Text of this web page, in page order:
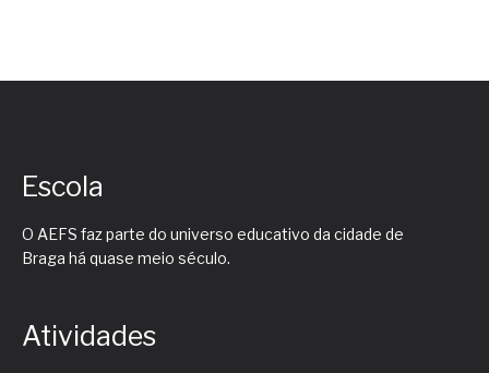
Escola
O AEFS faz parte do universo educativo da cidade de
Braga há quase meio século.
Atividades